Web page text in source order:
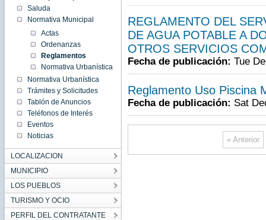
Saluda
Normativa Municipal
Actas
Ordenanzas
Reglamentos
Normativa Urbanística
Normativa Urbanística
Trámites y Solicitudes
Tablón de Anuncios
Teléfonos de Interés
Eventos
Noticias
LOCALIZACION
MUNICIPIO
LOS PUEBLOS
TURISMO Y OCIO
PERFIL DEL CONTRATANTE
REGLAMENTO DEL
DE AGUA POTABLE A
OTROS SERVICIOS
Fecha de publicación: Tue
Reglamento Uso Piscina
Fecha de publicación: Sat
« Anterior